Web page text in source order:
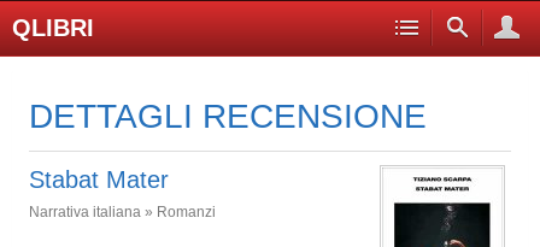
QLIBRI
DETTAGLI RECENSIONE
Stabat Mater
Narrativa italiana » Romanzi